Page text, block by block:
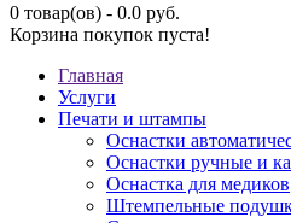
0 товар(ов) - 0.0 руб.
Корзина покупок пуста!
Главная
Услуги
Печати и штампы
Оснастки
Оснастки ручные и
Оснастка для медиков
Штемпельные